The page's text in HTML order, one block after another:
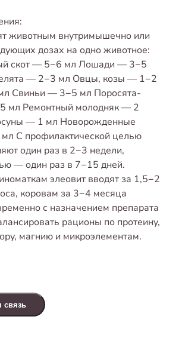
животным внутримышечно или
дозах на одно животное:
скот — 5−6 мл Лошади — 3−5
— 2−3 мл Овцы, козы — 1−2
Свиньи — 3−5 мл Поросята-
мл Ремонтный молодняк — 2
— 1 мл Новорожденные
С профилактической целью
один раз в 2−3 недели,
— один раз в 7−15 дней.
элеовит вводят за 1,5−2
коровам за 3−4 месяца
с назначением препарата
рационы по протеину,
магнию и микроэлементам.
связь